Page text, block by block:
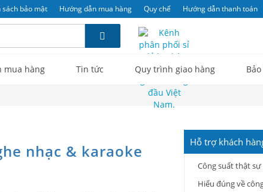
sách bảo mật Hướng dẫn mua hàng Quy chế Hướng dẫn thanh toán
mua hàng Tin tức Quy trình giao hàng
nhạc & karaoke Hỗ trợ khách
Công suất thật
Hiểu đúng về